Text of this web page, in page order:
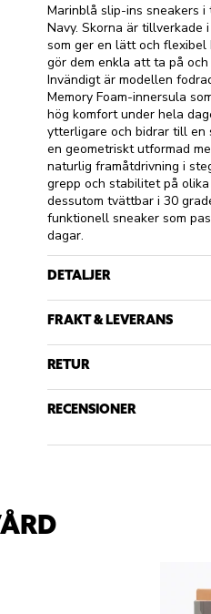
Marinblå slip-ins sneakers
Navy. Skorna är tillverkade
som ger en lätt och
gör dem enkla att ta på
Invändigt är modellen
Memory Foam-innersula
hög komfort under hela
ytterligare och bidrar till en
en geometriskt utformad
naturlig framåtdrivning i
grepp och stabilitet på
dessutom tvättbar i 30
funktionell sneaker som
dagar.
DETALJER
FRAKT & LEVERANS
RETUR
RECENSIONER